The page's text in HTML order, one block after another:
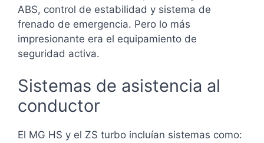
ABS, control de estabilidad y sistema de
frenado de emergencia. Pero lo más
impresionante era el equipamiento de
seguridad activa.
Sistemas de asistencia al
conductor
El MG HS y el ZS turbo incluían sistemas como: